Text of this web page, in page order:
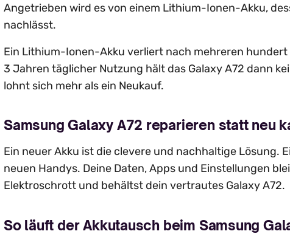
Angetrieben wird es von einem Lithium-Ionen-Akku,
nachlässt.
Ein Lithium-Ionen-Akku verliert nach mehreren hundert
3 Jahren täglicher Nutzung hält das Galaxy A72 dann
lohnt sich mehr als ein Neukauf.
Samsung Galaxy A72 reparieren statt neu
Ein neuer Akku ist die clevere und nachhaltige Lösung.
neuen Handys. Deine Daten, Apps und Einstellungen
Elektroschrott und behältst dein vertrautes Galaxy A72.
So läuft der Akkutausch beim Samsung